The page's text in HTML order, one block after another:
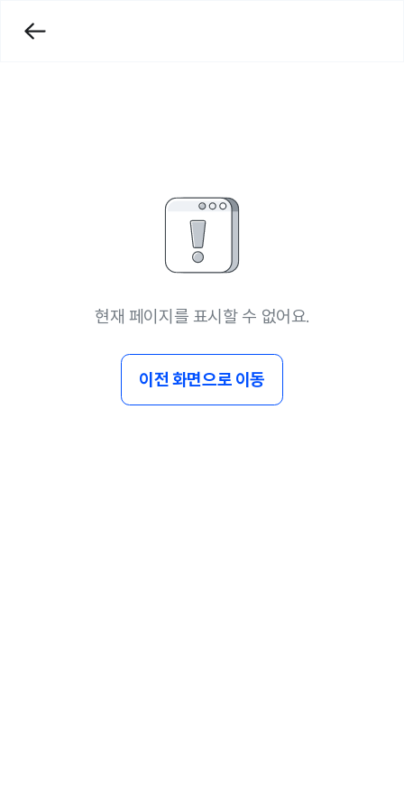
현재 페이지를 표시할 수 없어요.
이전 화면으로 이동